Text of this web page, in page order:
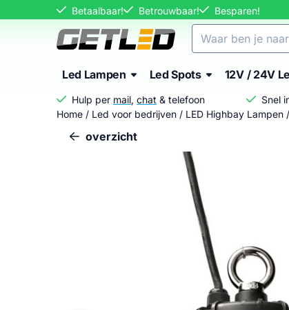
Cookievoorkeuren zijn momenteel gesloten.
Betaalbaar! Betrouwbaar! Besparen!
Zoeken
Led Lampen Led Spots 12V / 24V
Hulp per mail, chat & telefoon Snel
Home / Led voor bedrijven / LED Highbay Lampen /
overzicht